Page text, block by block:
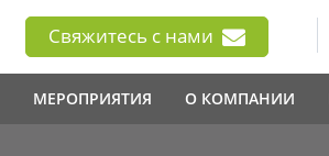
Свяжитесь с нами
МЕРОПРИЯТИЯ О КОМПАНИИ